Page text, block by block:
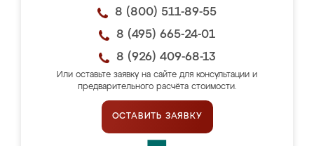
8 (800) 511-89-55
8 (495) 665-24-01
8 (926) 409-68-13
Или оставьте заявку на сайте для консультации и
предварительного расчёта стоимости.
ОСТАВИТЬ ЗАЯВКУ